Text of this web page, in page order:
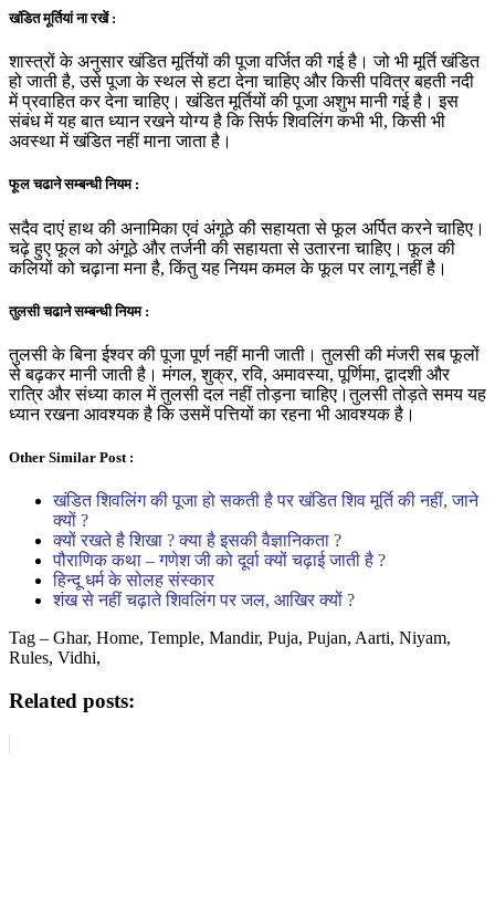
खंडित मूर्तियां ना रखें :
शास्त्रों के अनुसार खंडित मूर्तियों की पूजा वर्जित की गई है। जो भी मूर्ति खंडित
हो जाती है, उसे पूजा के स्थल से हटा देना चाहिए और किसी पवित्र बहती नदी
में प्रवाहित कर देना चाहिए। खंडित मूर्तियों की पूजा अशुभ मानी गई है। इस
संबंध में यह बात ध्यान रखने योग्य है कि सिर्फ शिवलिंग कभी भी, किसी भी
अवस्था में खंडित नहीं माना जाता है।
फूल चढाने सम्बन्धी नियम :
सदैव दाएं हाथ की अनामिका एवं अंगूठे की सहायता से फूल अर्पित करने चाहिए।
चढ़े हुए फूल को अंगूठे और तर्जनी की सहायता से उतारना चाहिए। फूल की
कलियों को चढ़ाना मना है, किंतु यह नियम कमल के फूल पर लागू नहीं है।
तुलसी चढाने सम्बन्धी नियम :
तुलसी के बिना ईश्वर की पूजा पूर्ण नहीं मानी जाती। तुलसी की मंजरी सब फूलों
से बढ़कर मानी जाती है। मंगल, शुक्र, रवि, अमावस्या, पूर्णिमा, द्वादशी और
रात्रि और संध्या काल में तुलसी दल नहीं तोड़ना चाहिए।तुलसी तोड़ते समय यह
ध्यान रखना आवश्यक है कि उसमें पत्तियों का रहना भी आवश्यक है।
Other Similar Post :
खंडित शिवलिंग की पूजा हो सकती है पर खंडित शिव मूर्ति की नहीं, जाने
क्यों ?
क्यों रखते है शिखा ? क्या है इसकी वैज्ञानिकता ?
पौराणिक कथा – गणेश जी को दूर्वा क्यों चढ़ाई जाती है ?
हिन्दू धर्म के सोलह संस्कार
शंख से नहीं चढ़ाते शिवलिंग पर जल, आखिर क्यों ?
Tag – Ghar, Home, Temple, Mandir, Puja, Pujan, Aarti, Niyam,
Rules, Vidhi,
Related posts: